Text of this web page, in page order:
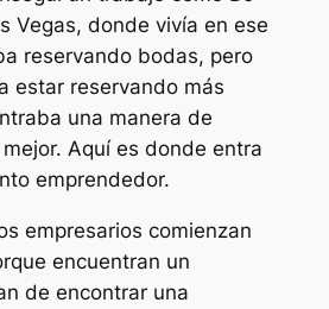
Vegas, donde vivía en ese
reservando bodas, pero
estar reservando más
una manera de
Aquí es donde entra
emprendedor.
empresarios comienzan
encuentran un
de encontrar una